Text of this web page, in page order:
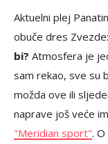
Aktuelni plej
obuče dres Zvezde:
bi? Atmosfera je
sam rekao, sve su
možda ove ili
naprave još veće
"Meridian sport".